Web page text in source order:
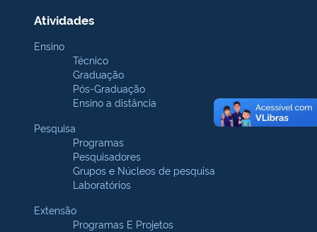
Atividades
Ensino
Técnico
Graduação
Pós-Graduação
Ensino a distância
Pesquisa
Programas
Pesquisadores
Grupos e Núcleos de pesquisa
Laboratórios
Extensão
Programas E Projetos